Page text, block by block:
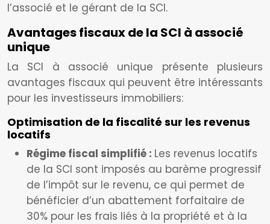
l’associé et le gérant de la SCI.
Avantages fiscaux de la SCI à associé
unique
La SCI à associé unique présente plusieurs
avantages fiscaux qui peuvent être intéressants
pour les investisseurs immobiliers:
Optimisation de la fiscalité sur les revenus
locatifs
Régime fiscal simplifié : Les revenus locatifs
de la SCI sont imposés au barème progressif
de l’impôt sur le revenu, ce qui permet de
bénéficier d’un abattement forfaitaire de
30% pour les frais liés à la propriété et à la